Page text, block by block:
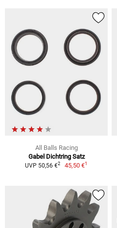
All Balls Racing
Gabel Dichtring Satz
UVP 50,56 €2 45,50 €1